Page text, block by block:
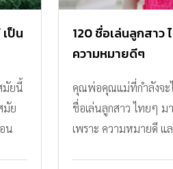
ป็น
มัยนี้
มัย
น
120 ชื่อเล่นลูกสาว
ความหมายดีๆ
คุณพ่อคุณแม่ที่กำลังจะ
ชื่อเล่นลูกสาว ไทยๆ ม
เพราะ ความหมายดี แ